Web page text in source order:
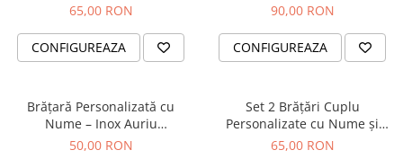
Waterproof
65,00 RON
CONFIGUREAZA
si data – Waterproof
90,00 RON
CONFIGUREAZA
Brățară Personalizată cu
Nume – Inox Auriu
Waterproof, Minimalistă
50,00 RON
Set 2 Brățări Cuplu
Personalizate cu Nume și
Dată – Inox Waterproof
65,00 RON